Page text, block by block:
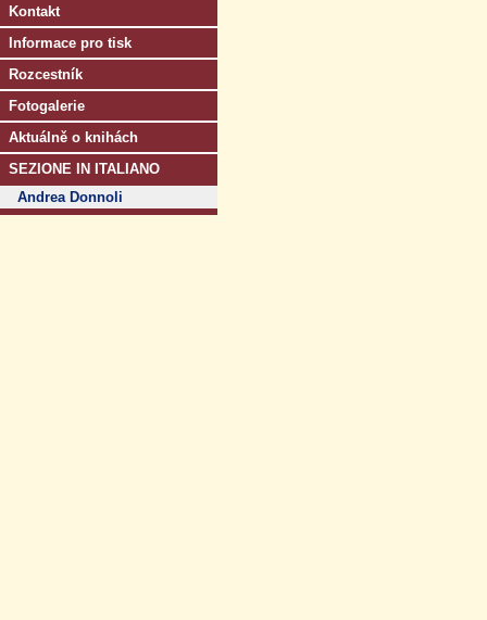
Kontakt
Informace pro tisk
Rozcestník
Fotogalerie
Aktuálně o knihách
SEZIONE IN ITALIANO
Andrea Donnoli